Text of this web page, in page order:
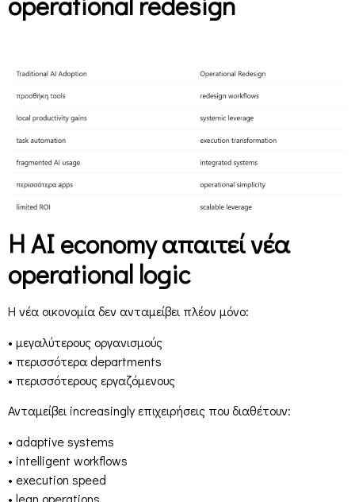
Η AI economy απαιτεί νέα
operational logic
Η νέα οικονομία δεν ανταμείβει πλέον μόνο:
• μεγαλύτερους οργανισμούς
• περισσότερα departments
• περισσότερους εργαζόμενους
Ανταμείβει increasingly επιχειρήσεις που διαθέτουν:
• adaptive systems
• intelligent workflows
• execution speed
• lean operations